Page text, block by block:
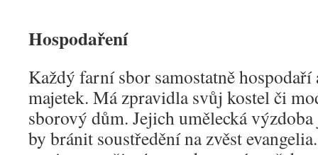
Hospodaření
Každý farní sbor samostatně hospodaří
majetek. Má zpravidla svůj kostel či
sborový dům. Jejich umělecká výzdoba
by bránit soustředění na zvěst